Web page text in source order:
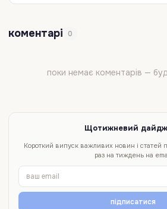
коментарі 0
поки немає коментарів —
Щотижневий
Короткий випуск важливих новин і статей
раз на тиждень на
підписатися